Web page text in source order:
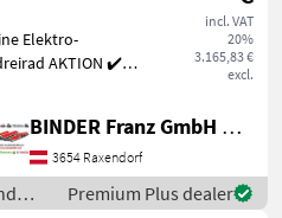
incl. VAT
20%
3.165,83 €
excl.
Elektro-
AKTION ✔️
✔️ mit 45km/h
✔️ optimal für
jeden Betrieb, Hof oder
BINDER Franz GmbH & CoKG
3654 Raxendorf
Premium Plus dealer